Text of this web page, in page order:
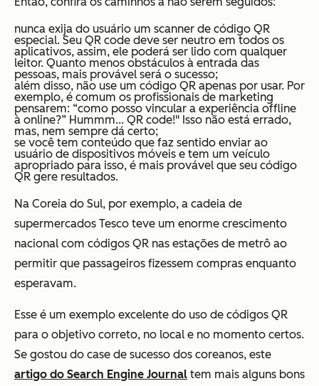
nunca exija do usuário um scanner de código QR
especial. Seu QR code deve ser neutro em todos os
aplicativos, assim, ele poderá ser lido com qualquer
leitor. Quanto menos obstáculos à entrada das
pessoas, mais provável será o sucesso;
além disso, não use um código QR apenas por usar. Por
exemplo, é comum os profissionais de marketing
pensarem: “como posso vincular a experiência offline
à online?” Hummm... QR code!" Isso não está errado,
mas, nem sempre dá certo;
se você tem conteúdo que faz sentido enviar ao
usuário de dispositivos móveis e tem um veículo
apropriado para isso, é mais provável que seu código
QR gere resultados.
Na Coreia do Sul, por exemplo, a cadeia de
supermercados Tesco teve um enorme crescimento
nacional com códigos QR nas estações de metrô ao
permitir que passageiros fizessem compras enquanto
esperavam.
Esse é um exemplo excelente do uso de códigos QR
para o objetivo correto, no local e no momento certos.
Se gostou do case de sucesso dos coreanos, este
artigo do Search Engine Journal tem mais alguns bons